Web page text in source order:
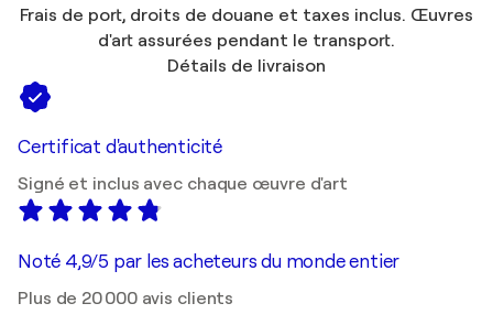
Frais de port, droits de douane et taxes inclus. Œuvres
d'art assurées pendant le transport.
Détails de livraison
Certificat d'authenticité
Signé et inclus avec chaque œuvre d'art
Noté 4,9/5 par les acheteurs du monde entier
Plus de 20 000 avis clients